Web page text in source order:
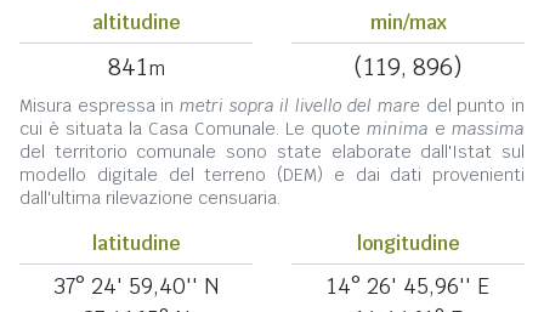
altitudine
841m
min/max
(119, 896)
Misura espressa in metri sopra il livello del mare del punto in
cui è situata la Casa Comunale. Le quote minima e massima
del territorio comunale sono state elaborate dall'Istat sul
modello digitale del terreno (DEM) e dai dati provenienti
dall'ultima rilevazione censuaria.
latitudine
37° 24' 59,40'' N
longitudine
14° 26' 45,96'' E